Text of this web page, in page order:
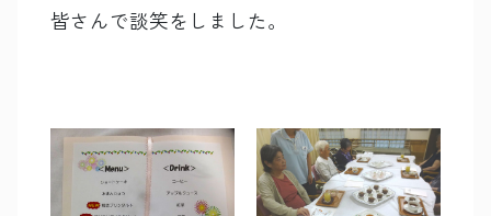
皆さんで談笑をしました。